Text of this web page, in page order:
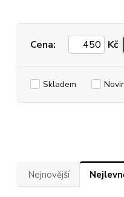
Cena: Kč
Skladem
Nejnovější